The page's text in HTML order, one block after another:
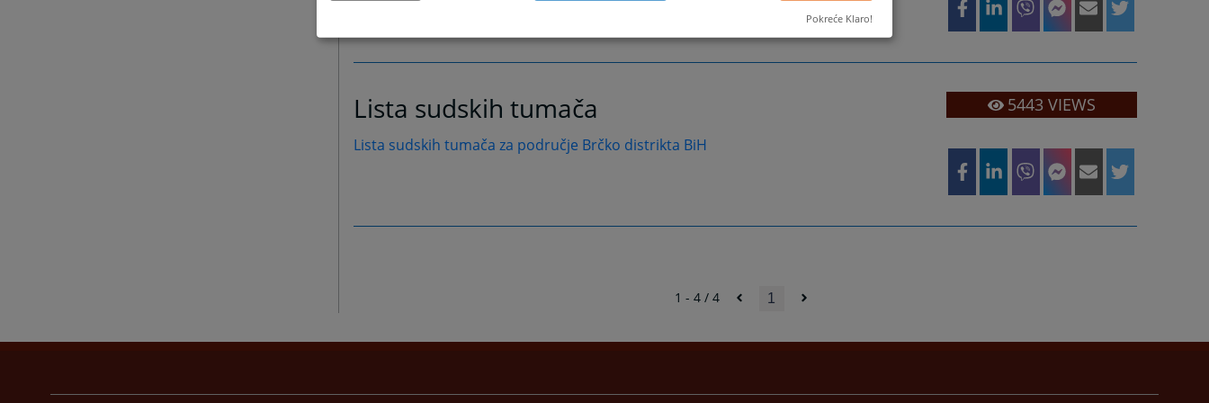
Lista sudskih tumača
Lista sudskih tumača za područje Brčko distrikta BiH
5443 VIEWS
1 - 4 / 4 1
Pokreće Klaro!